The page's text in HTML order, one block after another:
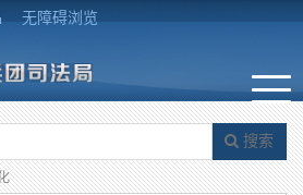
无障碍浏览
搜索